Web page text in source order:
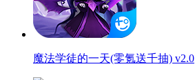
魔法学徒的一天(零氪送千抽) v2.0